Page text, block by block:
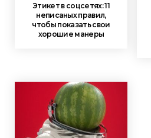
Этикет в соцсетях: 11
неписаных правил,
чтобы показать свои
хорошие манеры